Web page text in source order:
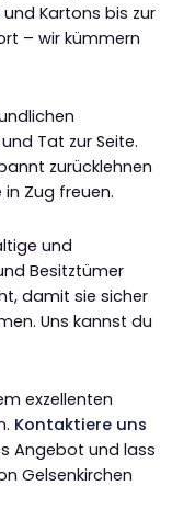
und Kartons bis zur
– wir kümmern
Tat zur Seite.
zurücklehnen
Zug freuen.
und
Besitztümer
damit sie sicher
Uns kannst du
exzellenten
Kontaktiere uns
Angebot und lass
Gelsenkirchen